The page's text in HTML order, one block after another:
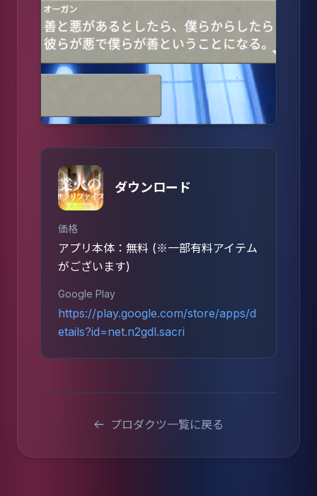
ダウンロード
価格
アプリ本体：無料 (※一部有料アイテム
がございます)
Google Play
https://play.google.com/store/apps/d
etails?id=net.n2gdl.sacri
プロダクツ一覧に戻る